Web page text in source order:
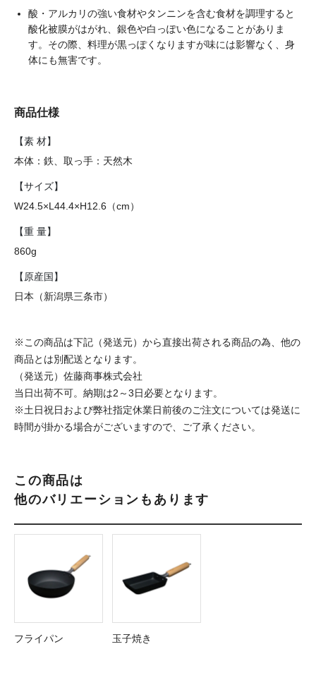
酸・アルカリの強い食材やタンニンを含む食材を調理すると
酸化被膜がはがれ、銀色や白っぽい色になることがありま
す。その際、料理が黒っぽくなりますが味には影響なく、身
体にも無害です。
商品仕様
【素 材】
本体：鉄、取っ手：天然木
【サイズ】
W24.5×L44.4×H12.6（cm）
【重 量】
860g
【原産国】
日本（新潟県三条市）
※この商品は下記（発送元）から直接出荷される商品の為、他の
商品とは別配送となります。
（発送元）佐藤商事株式会社
当日出荷不可。納期は2～3日必要となります。
※土日祝日および弊社指定休業日前後のご注文については発送に
時間が掛かる場合がございますので、ご了承ください。
この商品は
他のバリエーションもあります
フライパン 玉子焼き